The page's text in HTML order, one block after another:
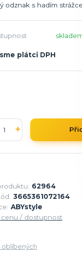
odznak s hadím
plátci DPH
62964
3665361072164
ABYstyle
cenu / dostupnost
oblíbených